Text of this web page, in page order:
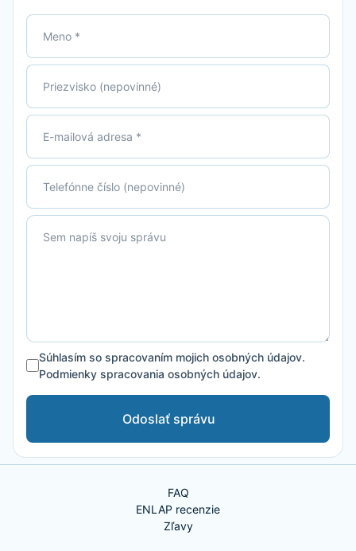
Súhlasím so spracovaním mojich osobných údajov.
Podmienky spracovania osobných údajov.
Odoslať správu
FAQ
ENLAP recenzie
Zľavy